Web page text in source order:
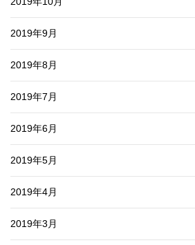
2019年9月
2019年8月
2019年7月
2019年6月
2019年5月
2019年4月
2019年3月